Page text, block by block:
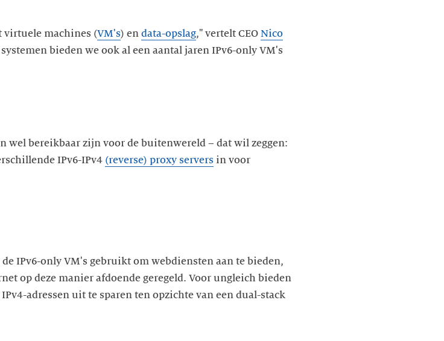
virtuele machines (VM's) en data-opslag," vertelt CEO Nico
bieden we ook al een aantal jaren IPv6-only VM's
wel bereikbaar zijn voor de buitenwereld – dat wil zeggen:
IPv6-IPv4 (reverse) proxy servers in voor
IPv6-only VM's gebruikt om webdiensten aan te bieden,
op deze manier afdoende geregeld. Voor ungleich bieden
adressen uit te sparen ten opzichte van een dual-stack